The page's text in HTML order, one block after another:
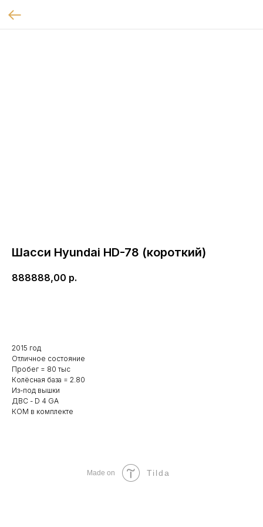
Шасси Hyundai HD-78 (короткий)
888888,00 р.
2015 год
Отличное состояние
Пробег = 80 тыс
Колёсная база = 2.80
Из-под вышки
ДВС - D 4 GA
КОМ в комплекте
Made on Tilda